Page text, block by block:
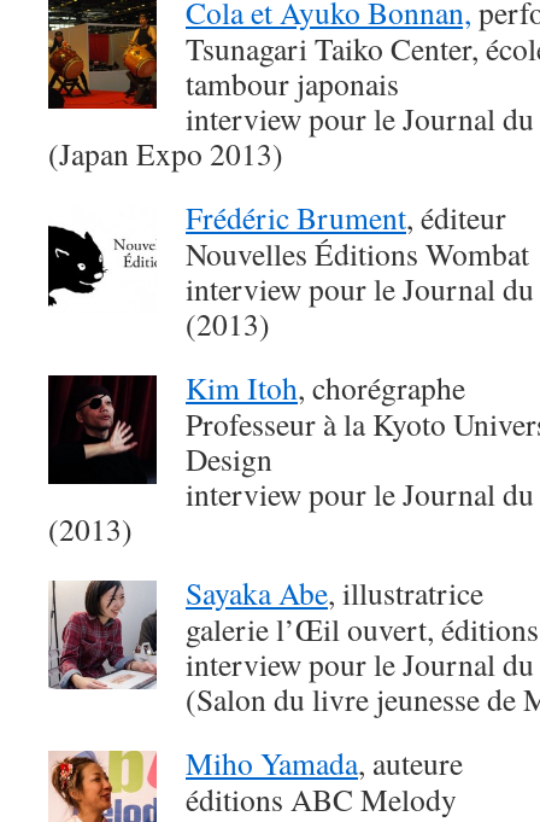
Cola et Ayuko Bonnan,
Tsunagari Taiko Center,
tambour japonais
interview pour le Journal du
(Japan Expo 2013)
Frédéric Brument, éditeur
Nouvelles Éditions Wombat
interview pour le Journal du
(2013)
Kim Itoh, chorégraphe
Professeur à la Kyoto
Design
interview pour le Journal du
(2013)
Sayaka Abe, illustratrice
galerie l’Œil ouvert,
interview pour le Journal du
(Salon du livre jeunesse de
Miho Yamada, auteure
éditions ABC Melody